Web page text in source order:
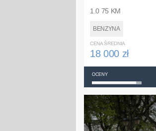
1.0 75 KM
BENZYNA
CENA ŚREDNIA
18 000 zł
OCENY